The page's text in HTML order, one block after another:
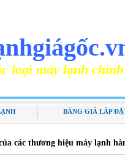
lạnh chính
BẢNG GIÁ LẮP
các thương hiệu máy lạnh